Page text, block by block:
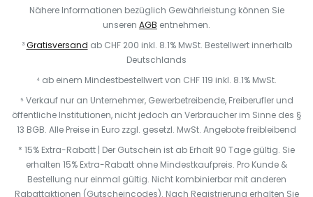
Nähere Informationen bezüglich Gewährleistung können Sie
unseren AGB entnehmen.
³Gratisversand ab CHF 200 inkl. 8.1% MwSt. Bestellwert innerhalb
Deutschlands
⁴ ab einem Mindestbestellwert von CHF 119 inkl. 8.1% MwSt.
⁵ Verkauf nur an Unternehmer, Gewerbetreibende, Freiberufler und
öffentliche Institutionen, nicht jedoch an Verbraucher im Sinne des §
13 BGB. Alle Preise in Euro zzgl. gesetzl. MwSt. Angebote freibleibend
* 15% Extra-Rabatt | Der Gutschein ist ab Erhalt 90 Tage gültig. Sie
erhalten 15% Extra-Rabatt ohne Mindestkaufpreis. Pro Kunde &
Bestellung nur einmal gültig. Nicht kombinierbar mit anderen
Rabattaktionen (Gutscheincodes). Nach Registrierung erhalten Sie